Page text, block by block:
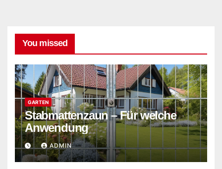
You missed
GARTEN
Stabmattenzaun – Für welche
Anwendung
ADMIN